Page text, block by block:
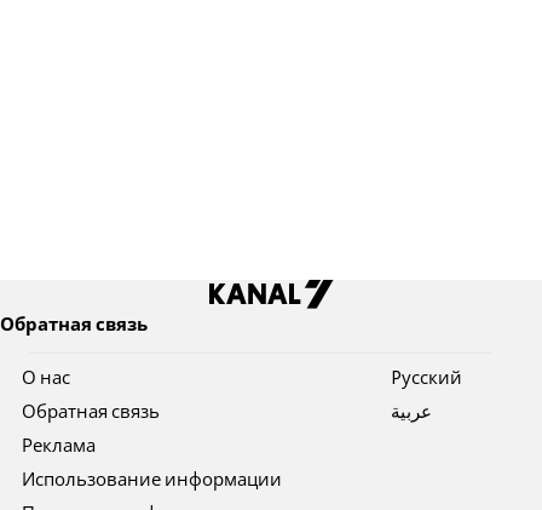
Обратная связь
О нас
Обратная связь
Реклама
Использование информации
Pусский
عربية